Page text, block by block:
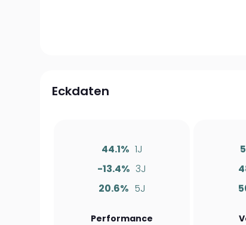
Eckdaten
44.1% 1J
-13.4% 3J
20.6% 5J
Performance